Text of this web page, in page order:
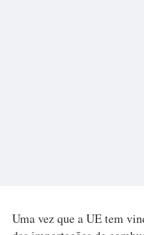
Uma vez que a UE tem